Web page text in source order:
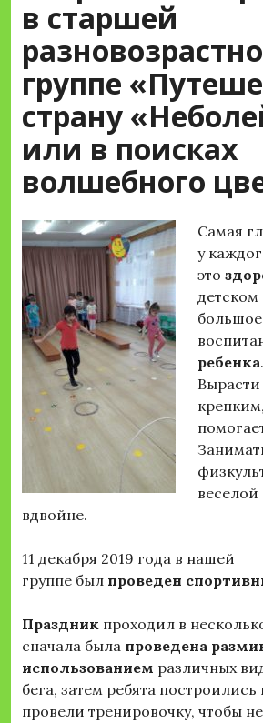
в старшей
группе
страну
или в поисках
волшебного
Самая
у
это
детском
ребенка.
Вырасти
вдвойне.
11 декабря 2019 года в нашей
группе был проведен
Праздник проходил в
сначала была проведена
использованием различных
бега, затем ребята
провели тренировочку, чтобы